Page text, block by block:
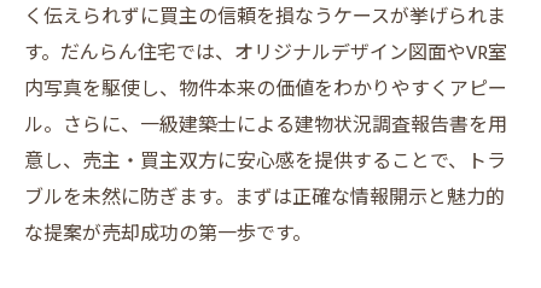
く伝えられずに買主の信頼を損なうケースが挙げられま
す。だんらん住宅では、オリジナルデザイン図面やVR室
内写真を駆使し、物件本来の価値をわかりやすくアピー
ル。さらに、一級建築士による建物状況調査報告書を用
意し、売主・買主双方に安心感を提供することで、トラ
ブルを未然に防ぎます。まずは正確な情報開示と魅力的
な提案が売却成功の第一歩です。